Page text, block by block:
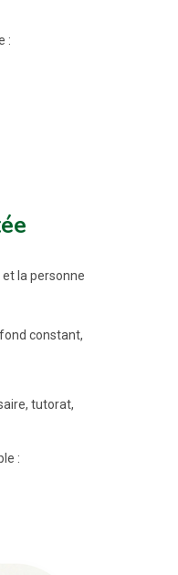
:
la personne
constant,
tutorat,
: